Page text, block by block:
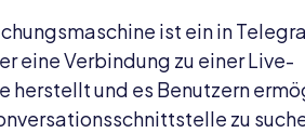
ist ein in
eine Verbindung zu einer Live-
herstellt und es Benutzern
zu